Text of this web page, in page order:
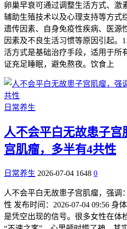
卵巢早衰可通过调整生活方式、激
辅助生殖技术以及心理支持等方式
遗传因素、自身免疫性疾病、医源
因素及不良生活习惯等原因引起。
活方式是基础治疗手段，适用于所
证充足睡眠，避免熬夜。饮食上
日常养生
人不会平白无故患子宫
宫肌瘤，多半有4共性
日常养生 2026-07-04 1648 0
人不会平白无故患子宫肌瘤，强调
性 发布时间：2026-07-04 09:56 身
是凭空出现的信号。很多女性在体